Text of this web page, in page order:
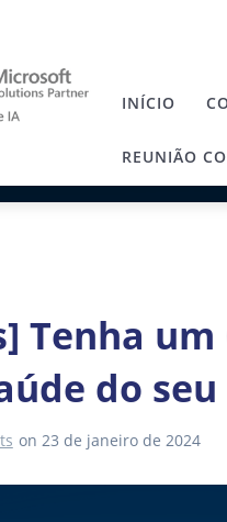
INÍCIO
REUNIÃO
Tenha
do seu
on 23 de janeiro de 2024